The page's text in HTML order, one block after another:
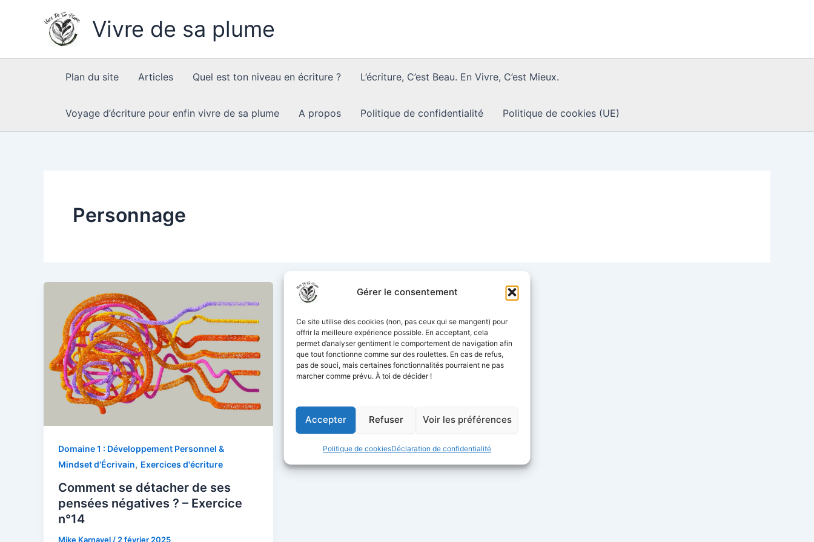
Gérer le consentement
Ce site utilise des cookies (non, pas ceux qui se mangent) pour
offrir la meilleure expérience possible. En acceptant, cela
permet d’analyser gentiment le comportement de navigation afin
que tout fonctionne comme sur des roulettes. En cas de refus,
pas de souci, mais certaines fonctionnalités pourraient ne pas
marcher comme prévu. À toi de décider !
Accepter Refuser Voir les préférences
Politique de cookiesDéclaration de confidentialité
Vivre de sa plume
Plan du site Articles Quel est ton niveau en écriture ? L’écriture, C’est Beau. En Vivre, C’est Mieux.
Voyage d’écriture pour enfin vivre de sa plume A propos Politique de confidentialité Politique de cookies (UE)
Personnage
Domaine 1 : Développement Personnel &
Mindset d'Écrivain, Exercices d'écriture
Comment se détacher de ses
pensées négatives ? – Exercice
n°14
Mike Karnavel / 2 février 2025